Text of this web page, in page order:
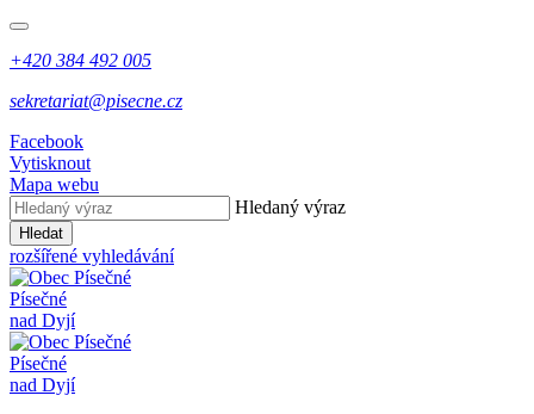
+420 384 492 005
sekretariat@pisecne.cz
Facebook
Vytisknout
Mapa webu
Hledaný výraz
Hledat
rozšířené vyhledávání
Písečné
nad Dyjí
Písečné
nad Dyjí